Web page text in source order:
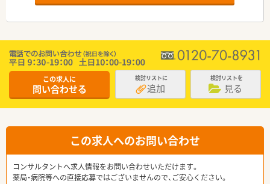
この求人に
問い合わせる
検討リストに
追加
検討リストを
見る
この求人へのお問い合わせ
コンサルタントへ求人情報をお問い合わせいただけます。
薬局・病院等への直接応募ではございませんので、ご安心ください。